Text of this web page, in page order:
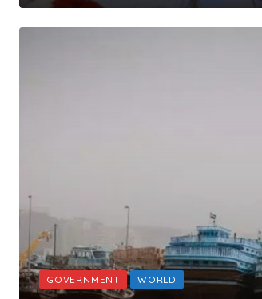
GOVERNMENT WORLD